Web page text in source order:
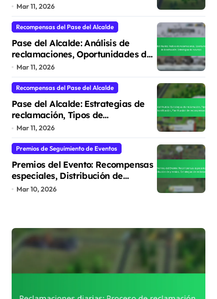
del Alcalde, tiempo de
reclamación, bonificaciones
estratégicas
Mar 11, 2026
Recompensas del Pase del Alcalde
Pase del Alcalde: Análisis de
reclamaciones, Oportunidades de
bonificación, Estrategias de
recursos
Mar 11, 2026
Recompensas del Pase del Alcalde
Pase del Alcalde: Estrategias de
reclamación, Tipos de
bonificación, Planificación de
recompensas
Mar 11, 2026
Premios de Seguimiento de Eventos
Premios del Evento: Recompensas
especiales, Distribución de
premios, Estrategias de
Mar 10, 2026